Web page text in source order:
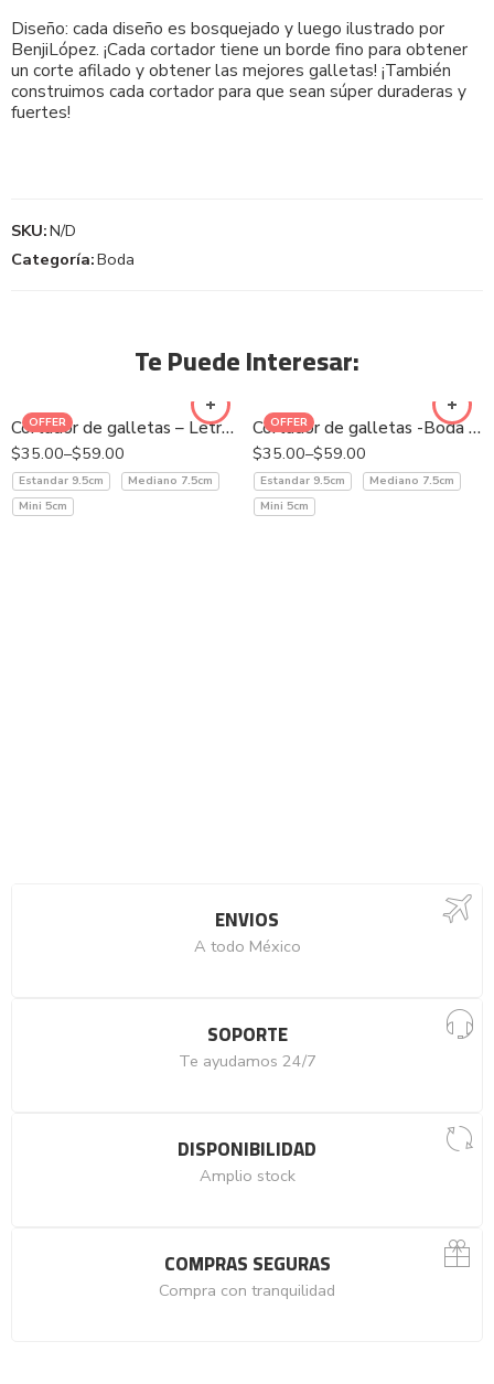
Diseño: cada diseño es bosquejado y luego ilustrado por
BenjiLópez. ¡Cada cortador tiene un borde fino para obtener
un corte afilado y obtener las mejores galletas! ¡También
construimos cada cortador para que sean súper duraderas y
fuertes!
SKU:N/D
Categoría:Boda
Te Puede Interesar:
OFFER
Cortador de galletas – Letrero Anillo
$35.00–$59.00
Estandar 9.5cm
Mediano 7.5cm
Mini 5cm
OFFER
Cortador de galletas -Boda Cortina
$35.00–$59.00
Estandar 9.5cm
Mediano 7.5cm
Mini 5cm
ENVIOS
A todo México
SOPORTE
Te ayudamos 24/7
DISPONIBILIDAD
Amplio stock
COMPRAS SEGURAS
Compra con tranquilidad